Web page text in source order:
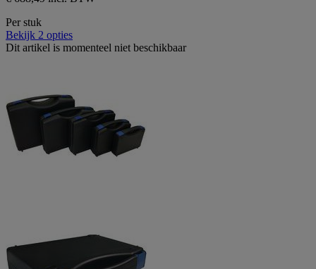
Per stuk
Bekijk 2 opties
Dit artikel is momenteel niet beschikbaar